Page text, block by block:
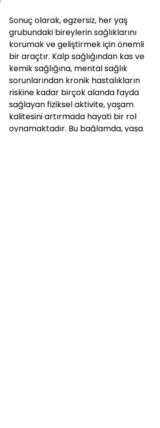
Sonuç olarak, egzersiz, her yaş
grubundaki bireylerin sağlıklarını
korumak ve geliştirmek için önemli
bir araçtır. Kalp sağlığından kas ve
kemik sağlığına, mental sağlık
sorunlarından kronik hastalıkların
riskine kadar birçok alanda fayda
sağlayan fiziksel aktivite, yaşam
kalitesini artırmada hayati bir rol
oynamaktadır. Bu bağlamda, yaşa